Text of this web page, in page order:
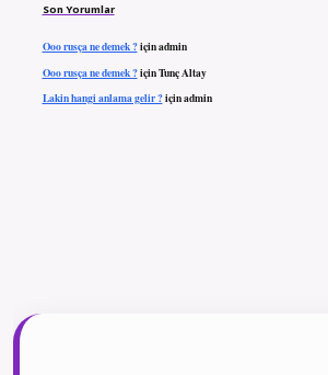
Son Yorumlar
Ooo rusça ne demek ?içinadmin
Ooo rusça ne demek ?içinTunç Altay
Lakin hangi anlama gelir ?içinadmin